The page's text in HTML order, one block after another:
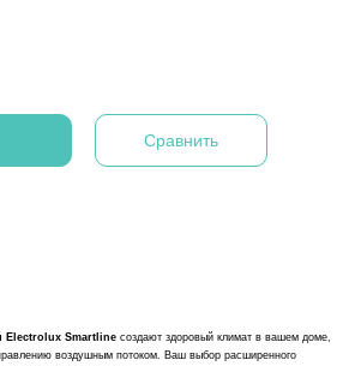
Сравнить
Electrolux Smartline создают здоровый климат в вашем доме,
воздушным потоком. Ваш выбор расширенного